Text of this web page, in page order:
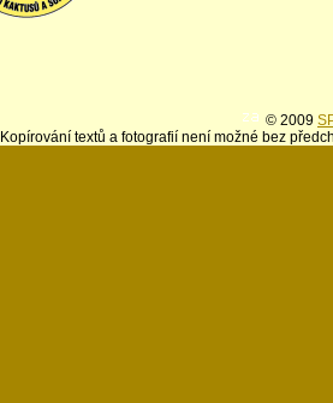
© 2009
Kopírování textů a fotografií není možné bez